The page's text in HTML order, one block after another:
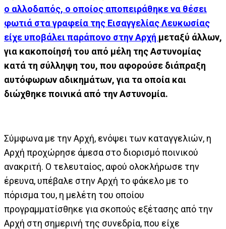
ο αλλοδαπός, ο οποίος αποπειράθηκε να θέσει
φωτιά στα γραφεία της Εισαγγελίας Λευκωσίας
είχε υποβάλει παράπονο στην Αρχή μεταξύ άλλων,
για κακοποίησή του από μέλη της Αστυνομίας
κατά τη σύλληψη του, που αφορούσε διάπραξη
αυτόφωρων αδικημάτων, για τα οποία και
διώχθηκε ποινικά από την Αστυνομία.
Σύμφωνα με την Αρχή, ενόψει των καταγγελιών, η
Αρχή προχώρησε άμεσα στο διορισμό ποινικού
ανακριτή. Ο τελευταίος, αφού ολοκλήρωσε την
έρευνα, υπέβαλε στην Αρχή το φάκελο με το
πόρισμα του, η μελέτη του οποίου
προγραμματίσθηκε για σκοπούς εξέτασης από την
Αρχή στη σημερινή της συνεδρία, που είχε